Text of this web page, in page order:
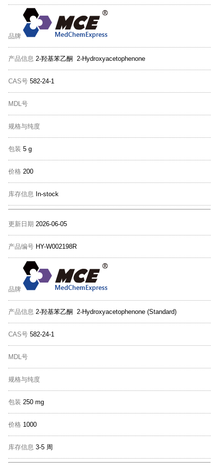
品牌
产品信息 2-羟基苯乙酮 2-Hydroxyacetophenone
CAS号 582-24-1
MDL号
规格与纯度
包装 5 g
价格 200
库存信息 In-stock
更新日期 2026-06-05
产品编号 HY-W002198R
品牌
产品信息 2-羟基苯乙酮 2-Hydroxyacetophenone (Standard)
CAS号 582-24-1
MDL号
规格与纯度
包装 250 mg
价格 1000
库存信息 3-5 周